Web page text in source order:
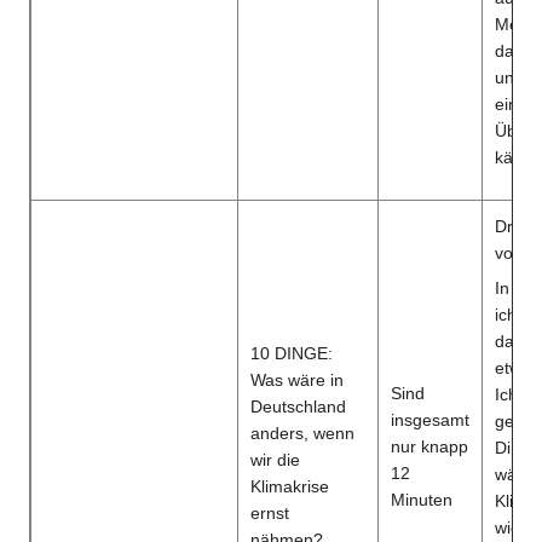
dazu,
und
10 DINGE:
Was wäre in
Deutschland
anders, wenn
wir die
Klimakrise
ernst
Sind
insgesamt
nur knapp
12
Minuten
Dr.
In
ich
Ich
wie